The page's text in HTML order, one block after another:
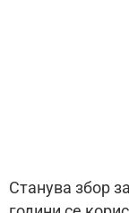
Станува збор